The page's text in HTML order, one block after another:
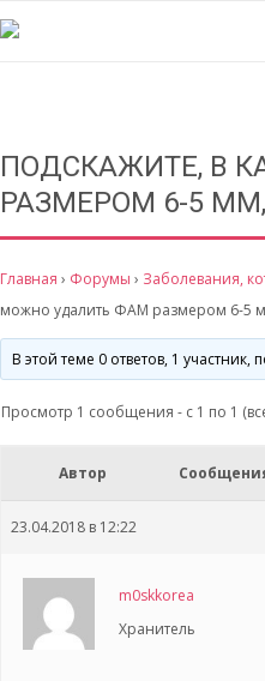
ПОДСКАЖИТЕ, В
РАЗМЕРОМ 6-5
Главная › Форумы › Заболевания,
можно удалить ФАМ размером 6-5
В этой теме 0 ответов, 1
Просмотр 1 сообщения - с 1 по 1
Автор
23.04.2018 в 12:22
m0skkorea
Хранитель